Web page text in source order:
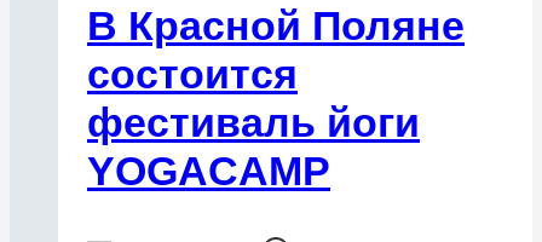
В Красной Поляне
состоится
фестиваль йоги
YOGACAMP